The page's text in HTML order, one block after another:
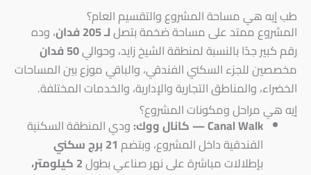
طب إيه هي مساحة المشروع والتقسيم العام؟
المشروع ممتد على مساحة ضخمة بتصللـ 205 فدان
، وده
رقم كبير جدًا بالنسبة لمنطقة الشيخ زايد، وحوالي
مخصصين للجزء السكني الفندقي، والباقي موزع بين المساحات
الخضراء، والمناطق التجارية والإدارية، والخدمات المختلفة.
إيه هي مراحل ومكونات المشروع؟
Canal Walk — كانال ووك:
ودي المنطقة السكنية
الفندقية داخل المشروع، وبتضم 21 برج سكني
بإطلالات مباشرة على نهر صناعي بطول